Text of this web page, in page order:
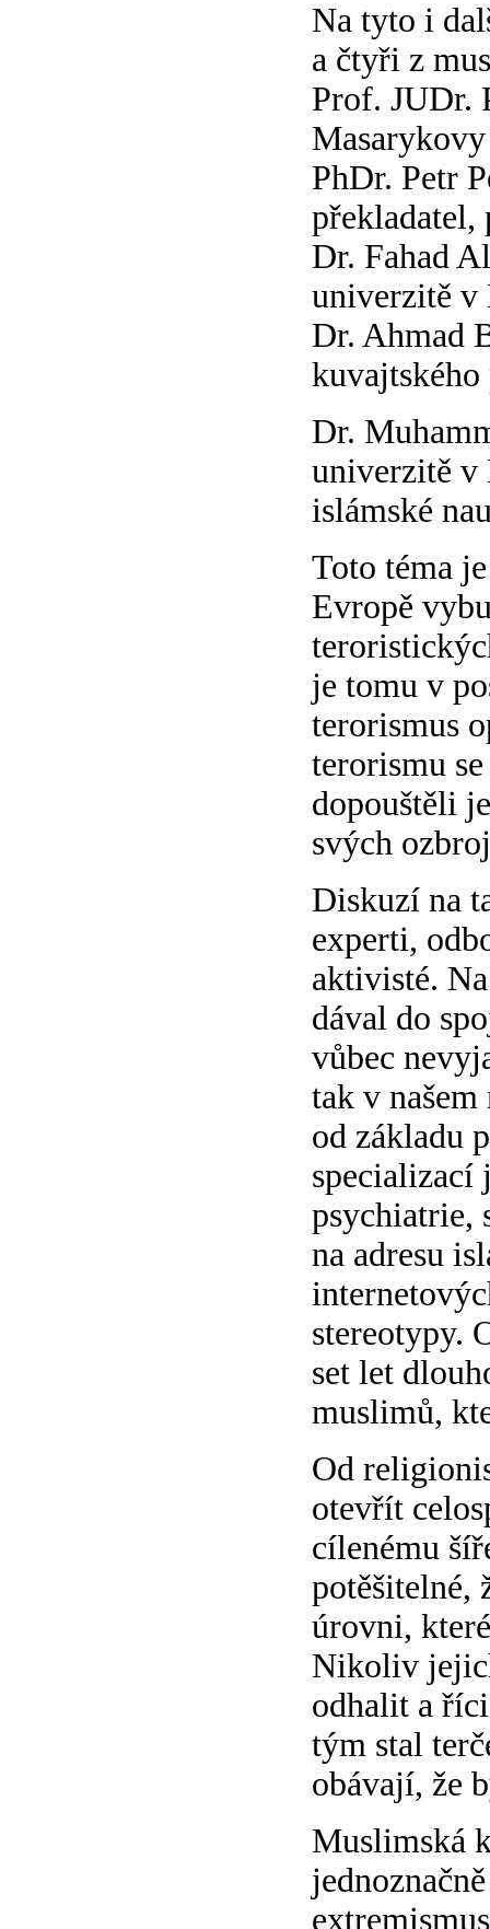
Na tyto i
a čtyři z
Prof. JUDr.
PhDr. Petr
Dr. Fahad
univerzitě v
Dr. Ahmad
kuvajtského
Dr.
univerzitě v
islámské
Toto téma
Evropě
je tomu v
terorismus
terorismu
dopouštěli
svých
Diskuzí na
experti,
aktivisté.
dával do
vůbec
tak v
od základu
specializací
psychiatrie,
na adresu
stereotypy.
set let
muslimů,
Od
otevřít
cílenému
potěšitelné,
úrovni,
Nikoliv
odhalit a
tým stal
obávají, že
Muslimská